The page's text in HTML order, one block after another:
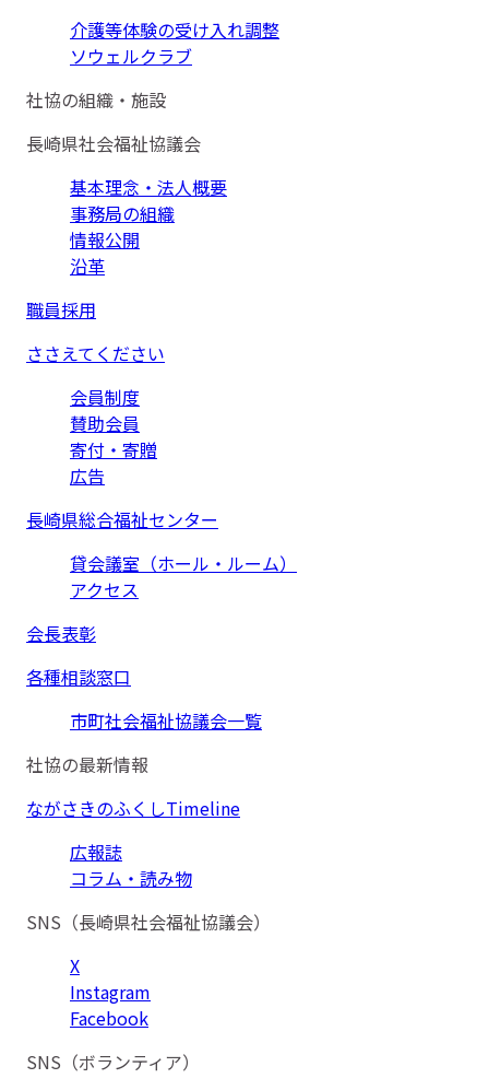
介護等体験の受け入れ調整
ソウェルクラブ
社協の組織・施設
長崎県社会福祉協議会
基本理念・法人概要
事務局の組織
情報公開
沿革
職員採用
ささえてください
会員制度
賛助会員
寄付・寄贈
広告
長崎県総合福祉センター
貸会議室（ホール・ルーム）
アクセス
会長表彰
各種相談窓口
市町社会福祉協議会一覧
社協の最新情報
ながさきのふくしTimeline
広報誌
コラム・読み物
SNS（長崎県社会福祉協議会）
X
Instagram
Facebook
SNS（ボランティア）